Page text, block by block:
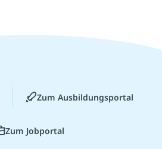
Zum Ausbildungsportal
Zum Jobportal